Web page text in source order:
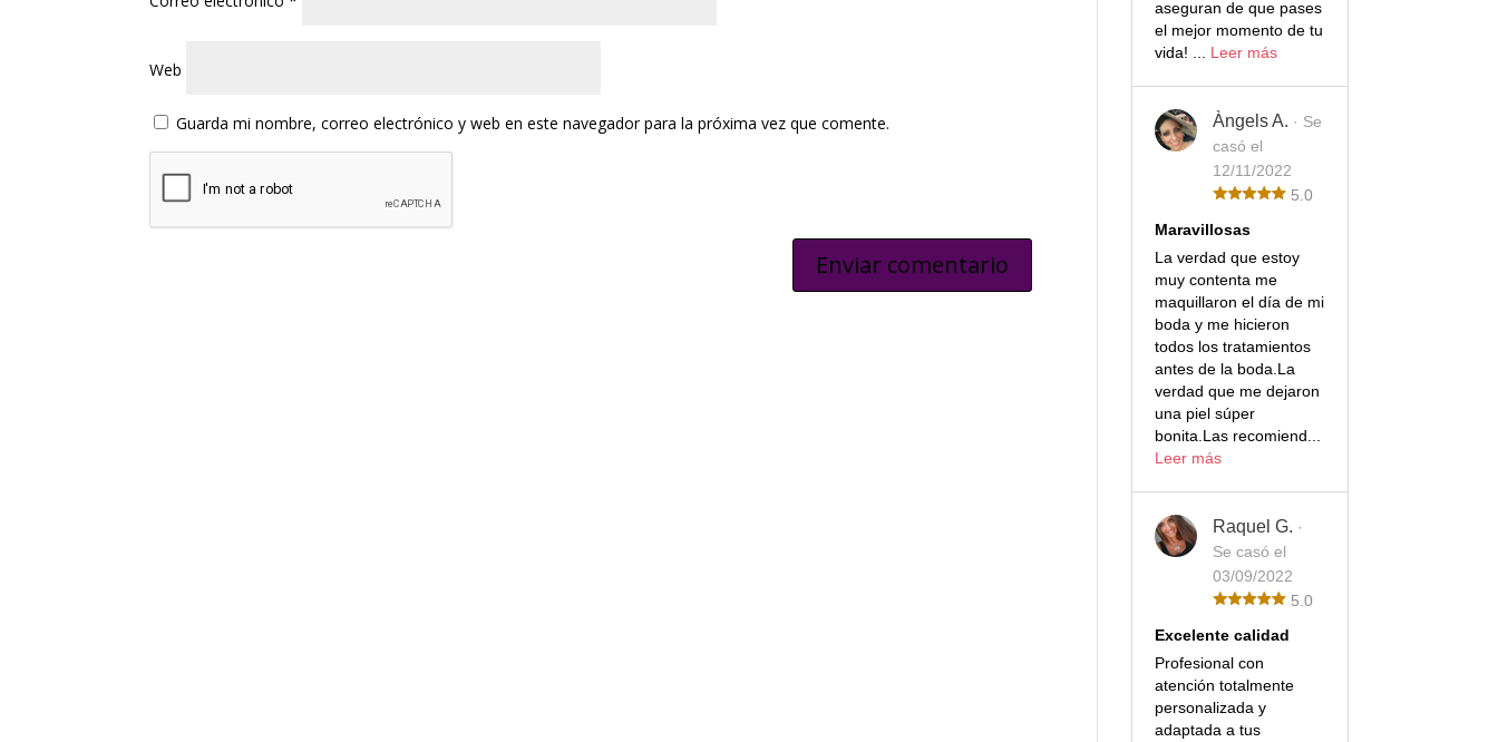
Web
Guarda mi nombre, correo electrónico y web en este navegador para la próxima vez que comente.
aseguran de que pases
el mejor momento de tu
vida! ... Leer más
Àngels A. · Se
casó el
12/11/2022
5.0
Maravillosas
La verdad que estoy
muy contenta me
maquillaron el día de mi
boda y me hicieron
todos los tratamientos
antes de la boda.La
verdad que me dejaron
una piel súper
bonita.Las recomiend...
Leer más
Raquel G. ·
Se casó el
03/09/2022
5.0
Excelente calidad
Profesional con
atención totalmente
personalizada y
adaptada a tus